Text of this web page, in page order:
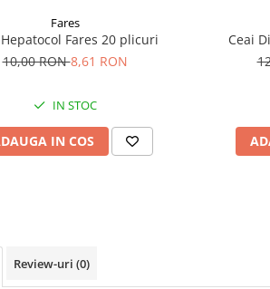
Fares
Fares 20 plicuri
10,00 RON8,61 RON
IN STOC
IN COS
Ceai
Review-uri (0)